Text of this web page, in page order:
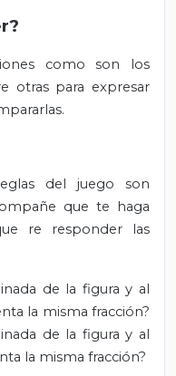
como son los
otras para expresar
del juego son
que te haga
re responder las
de la figura y al
la misma fracción?
de la figura y al
la misma fracción?